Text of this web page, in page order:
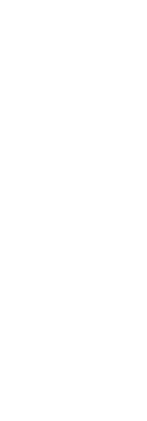
de
que
única,
con su firma
este nivel de
/
Marca /